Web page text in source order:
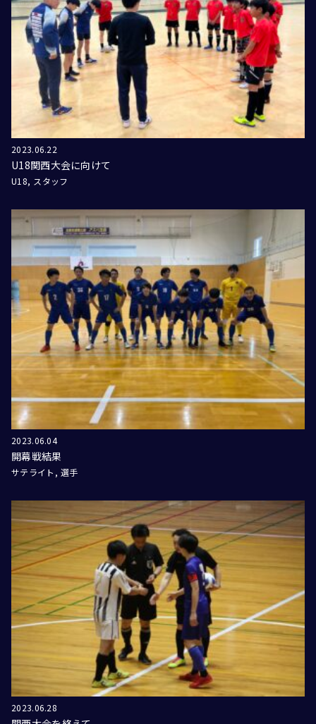
2023.06.22
U18関西大会に向けて
U18 スタッフ
2023.06.04
開幕戦結果
サテライト 選手
2023.06.28